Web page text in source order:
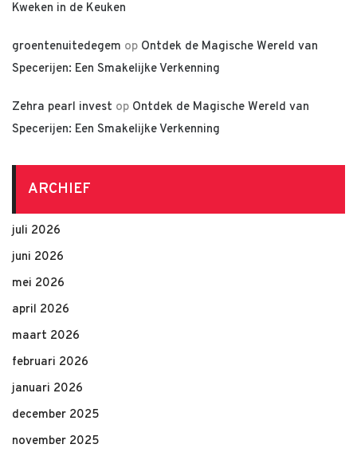
Kweken in de Keuken
groentenuitedegem op Ontdek de Magische Wereld van
Specerijen: Een Smakelijke Verkenning
Zehra pearl invest op Ontdek de Magische Wereld van
Specerijen: Een Smakelijke Verkenning
ARCHIEF
juli 2026
juni 2026
mei 2026
april 2026
maart 2026
februari 2026
januari 2026
december 2025
november 2025